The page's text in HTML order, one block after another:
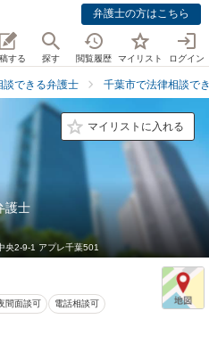
弁護士の方はこちら
する 探す 閲覧履歴 マイリスト ログイン
談できる弁護士 千葉市で法律相談で
マイリストに入れる
護士
央2-9-1 アプレ千葉501
間面談可 電話相談可